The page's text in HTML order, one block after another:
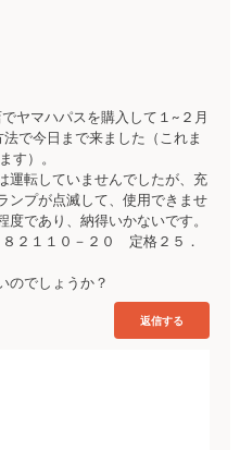
ヤマハパスを購入して１~２月
で今日まで来ました（これま
す）。
運転していませんでしたが、充
ンプが点滅して、使用できませ
であり、納得いかないです。
２１１０－２０ 定格２５．
のでしょうか？
返信する